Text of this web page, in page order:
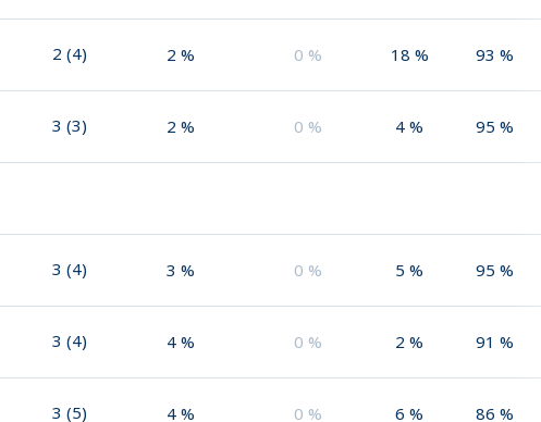
2 (4) 2 % 0 % 18 % 93 %
3 (3) 2 % 0 % 4 % 95 %
3 (4) 3 % 0 % 5 % 95 %
3 (4) 4 % 0 % 2 % 91 %
3 (5) 4 % 0 % 6 % 86 %